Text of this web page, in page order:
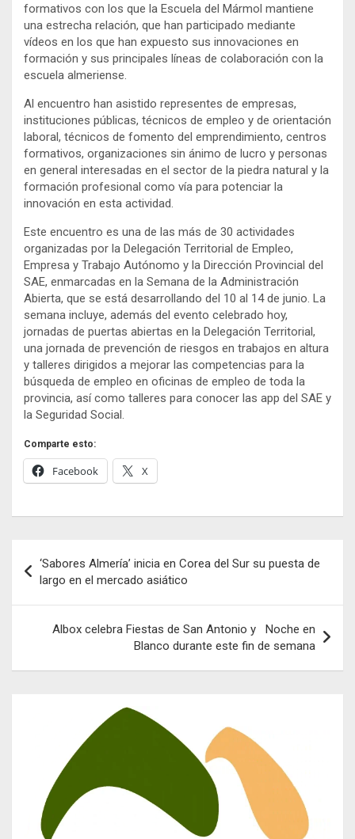
formativos con los que la Escuela del Mármol mantiene
una estrecha relación, que han participado mediante
vídeos en los que han expuesto sus innovaciones en
formación y sus principales líneas de colaboración con la
escuela almeriense.
Al encuentro han asistido representes de empresas,
instituciones públicas, técnicos de empleo y de orientación
laboral, técnicos de fomento del emprendimiento, centros
formativos, organizaciones sin ánimo de lucro y personas
en general interesadas en el sector de la piedra natural y la
formación profesional como vía para potenciar la
innovación en esta actividad.
Este encuentro es una de las más de 30 actividades
organizadas por la Delegación Territorial de Empleo,
Empresa y Trabajo Autónomo y la Dirección Provincial del
SAE, enmarcadas en la Semana de la Administración
Abierta, que se está desarrollando del 10 al 14 de junio. La
semana incluye, además del evento celebrado hoy,
jornadas de puertas abiertas en la Delegación Territorial,
una jornada de prevención de riesgos en trabajos en altura
y talleres dirigidos a mejorar las competencias para la
búsqueda de empleo en oficinas de empleo de toda la
provincia, así como talleres para conocer las app del SAE y
la Seguridad Social.
Comparte esto:
Facebook X
de
entradas
‘Sabores Almería’ inicia en Corea del Sur su puesta de
largo en el mercado asiático
Albox celebra Fiestas de San Antonio y Noche en
Blanco durante este fin de semana